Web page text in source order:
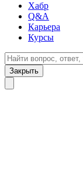
Хабр
Q&A
Карьера
Курсы
Закрыть